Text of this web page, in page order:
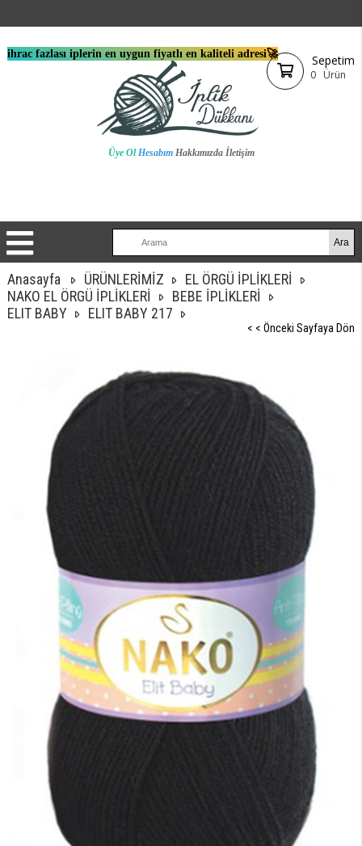
ihrac fazlası iplerin en uygun fiyatlı en kaliteli adresi🚀
Üye Ol Hesabım Hakkımızda İletişim
Sepetim
0 Ürün
Anasayfa ÜRÜNLERİMİZ
EL ÖRGÜ İPLİKLERİ
NAKO EL ÖRGÜ İPLİKLERİ
BEBE İPLİKLERİ
ELIT BABY
ELIT BABY 217
< < Önceki Sayfaya Dön